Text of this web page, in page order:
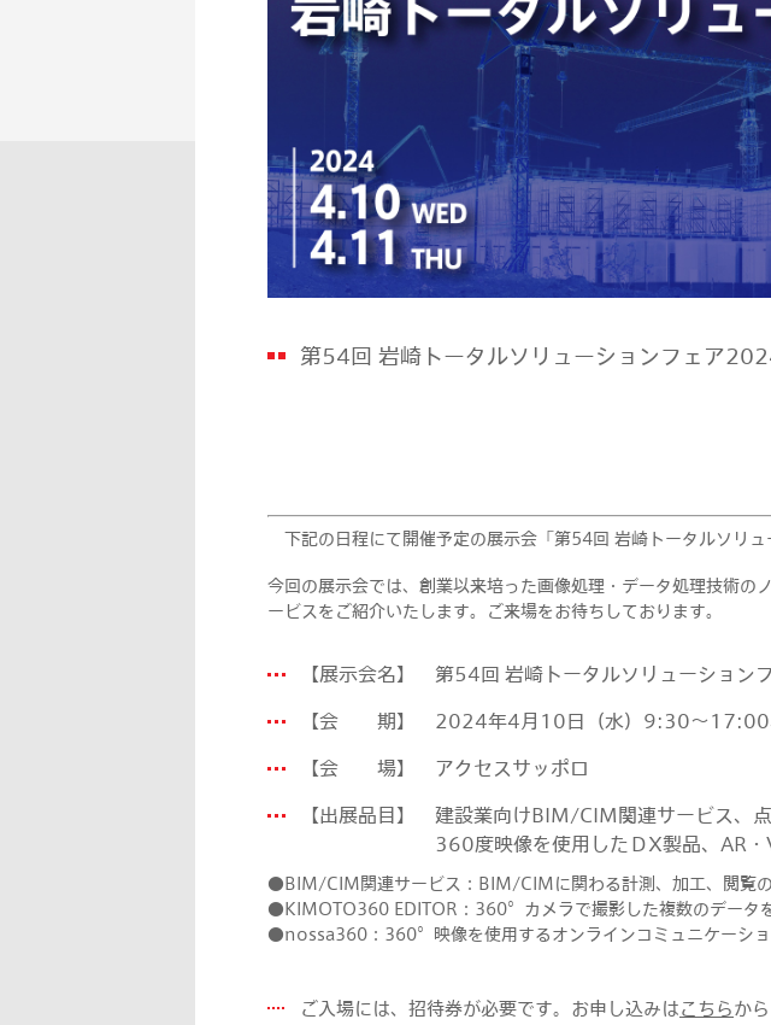
第54回 岩崎トータルソリューションフェア
下記の日程にて開催予定の展示会「第54回 岩崎トータルソリ
今回の展示会では、創業以来培った画像処理・データ処理技術
ービスをご紹介いたします。ご来場をお待ちしております。
【展示会名】 第54回 岩崎トータルソリューション
【会 期】 2024年4月10日（水）9:30～17:00
【会 場】 アクセスサッポロ
【出展品目】 建設業向けBIM/CIM関連サービス、
360度映像を使用したＤX製品、AR・
●BIM/CIM関連サービス：BIM/CIMに関わる計測、加工、閲覧
●KIMOTO360 EDITOR：360°カメラで撮影した複数のデータ
●nossa360：360°映像を使用するオンラインコミュニケーシ
ご入場には、招待券が必要です。お申し込みはこちらか